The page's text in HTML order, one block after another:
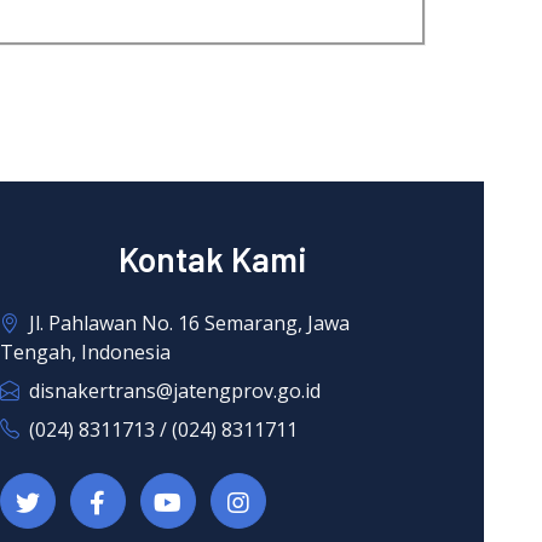
Kontak Kami
Jl. Pahlawan No. 16 Semarang, Jawa
Tengah, Indonesia
disnakertrans@jatengprov.go.id
(024) 8311713 / (024) 8311711